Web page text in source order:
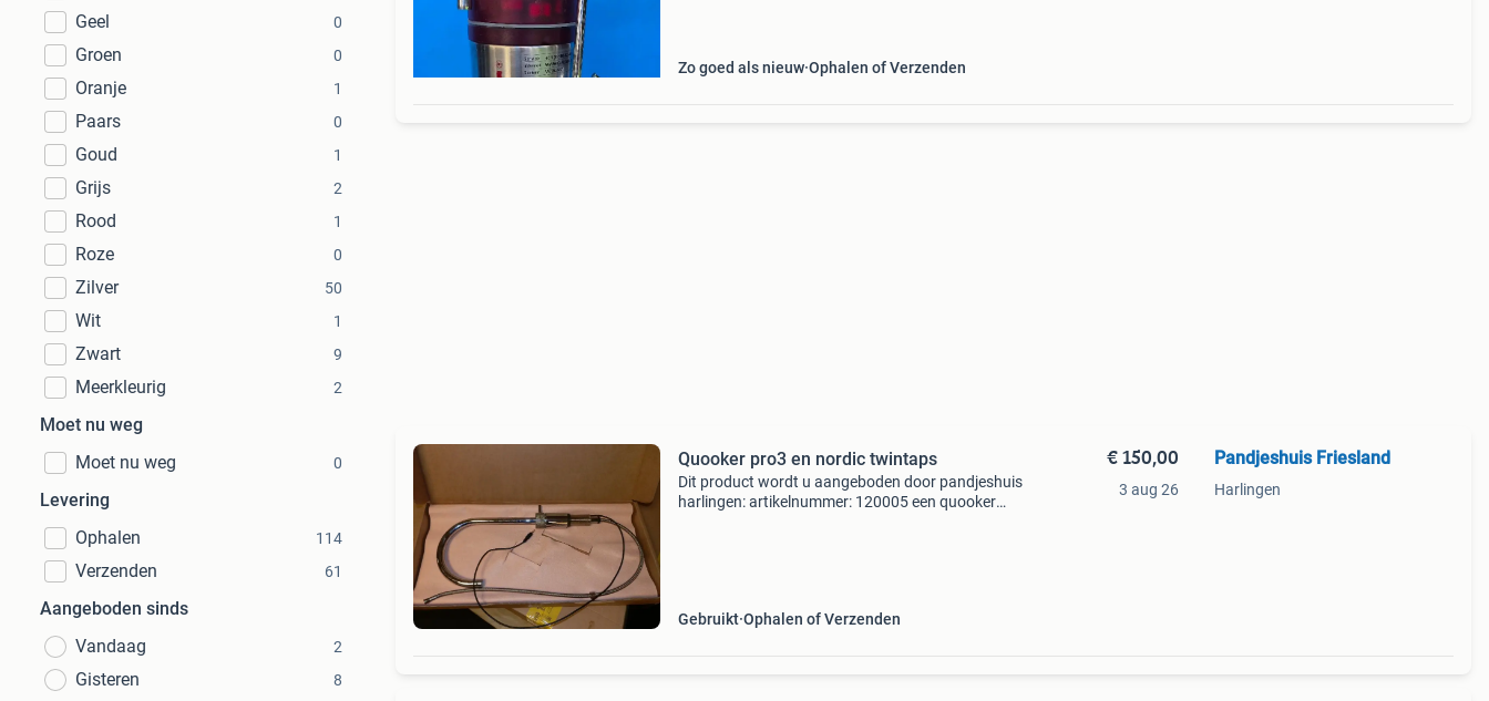
Geel 0
Groen 0
Oranje 1
Paars 0
Goud 1
Grijs 2
Rood 1
Roze 0
Zilver 50
Wit 1
Zwart 9
Meerkleurig 2
Moet nu weg
Moet nu weg
0
Levering
Ophalen
114
Verzenden 61
Aangeboden sinds
Vandaag
2
Gisteren 8
Zo goed als nieuw Ophalen of Verzenden
Quooker pro3 en nordic twintaps
Dit product wordt u aangeboden door pandjeshuis
harlingen: artikelnummer: 120005 een quooker
Gebruikt Ophalen of Verzenden
€ 150,00
3 aug 26
Pandjeshuis Friesland
Harlingen